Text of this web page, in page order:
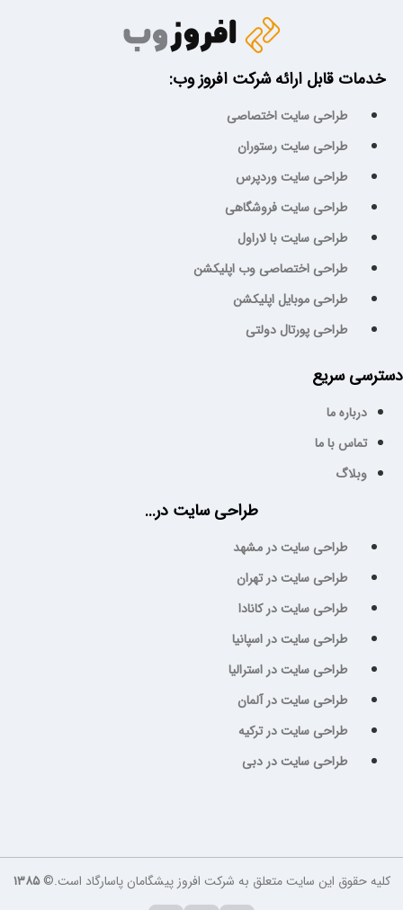
خدمات قابل ارائه شرکت افروز وب:
طراحی سایت اختصاصی
طراحی سایت رستوران
طراحی سایت وردپرس
طراحی سایت فروشگاهی
طراحی سایت با لاراول
طراحی اختصاصی وب اپلیکشن
طراحی موبایل اپلیکشن
طراحی پورتال دولتی
دسترسی سریع
درباره ما
تماس با ما
وبلاگ
طراحی سایت در...
طراحی سایت در مشهد
طراحی سایت در تهران
طراحی سایت در کانادا
طراحی سایت در اسپانیا
طراحی سایت در استرالیا
طراحی سایت در آلمان
طراحی سایت در ترکیه
طراحی سایت در دبی
کلیه حقوق این سایت متعلق به شرکت افروز پیشگامان پاسارگاد است.©۱۳۸۵